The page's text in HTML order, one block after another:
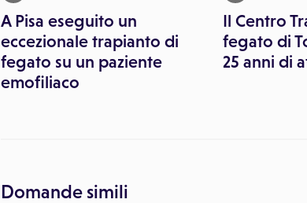
A Pisa eseguito un
eccezionale trapianto di
fegato su un paziente
emofiliaco
Il Centro
fegato di
25 anni di
Domande simili